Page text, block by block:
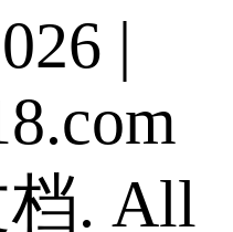
|
档. All